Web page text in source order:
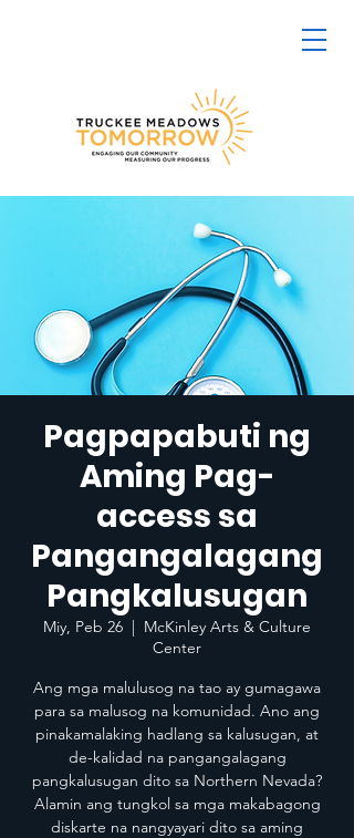
Pagpapabuti ng
Aming Pag-
access sa
Pangangalagang
Pangkalusugan
Miy, Peb 26
  |
McKinley Arts & Culture
Center
Ang mga malulusog na tao ay gumagawa
para sa malusog na komunidad. Ano ang
pinakamalaking hadlang sa kalusugan, at
de-kalidad na pangangalagang
pangkalusugan dito sa Northern Nevada?
Alamin ang tungkol sa mga makabagong
diskarte na nangyayari dito sa aming